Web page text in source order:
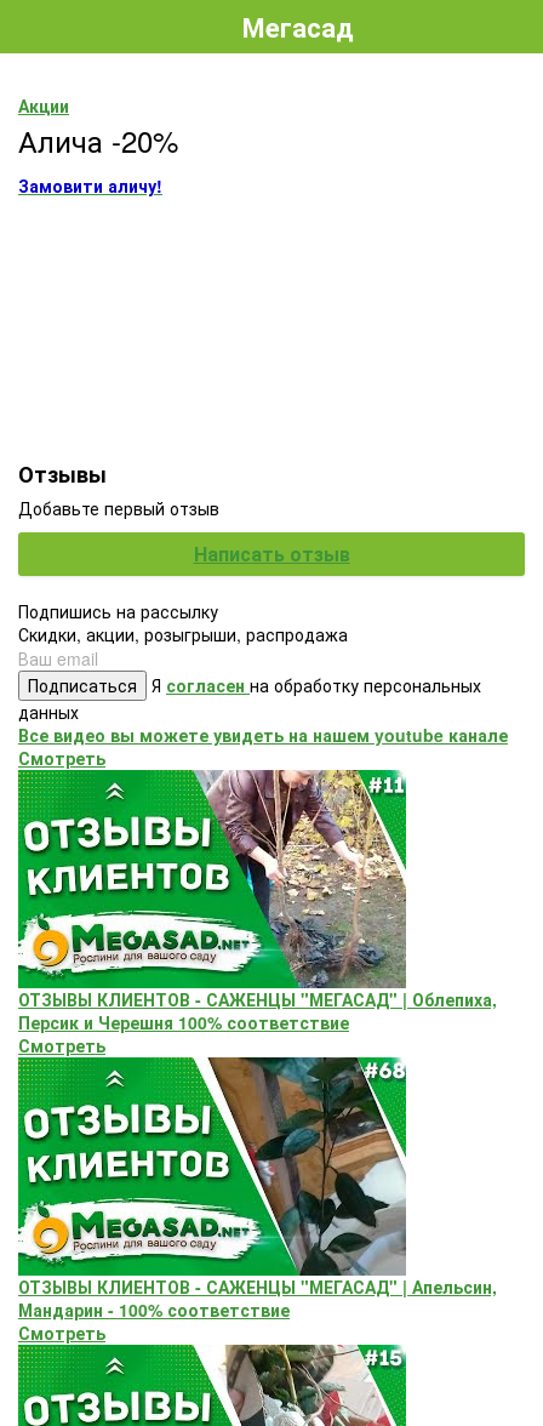
Мегасад
Акции
Алича -20%
Замовити аличу!
Отзывы
Добавьте первый отзыв
Написать отзыв
Подпишись на рассылку
Скидки, акции, розыгрыши, распродажа
Подписаться Я согласен на обработку персональных
данных
Все видео вы можете увидеть на нашем youtube канале
Смотреть
ОТЗЫВЫ КЛИЕНТОВ - САЖЕНЦЫ "МЕГАСАД" | Облепиха,
Персик и Черешня 100% соответствие
Смотреть
ОТЗЫВЫ КЛИЕНТОВ - САЖЕНЦЫ "МЕГАСАД" | Апельсин,
Мандарин - 100% соответствие
Смотреть